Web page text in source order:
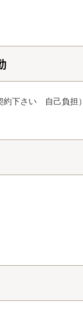
約下さい 自己負担）